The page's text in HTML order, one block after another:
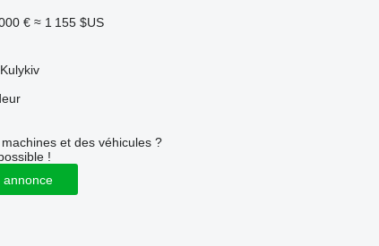
€ ≈ 1 155 $US
et des véhicules ?
!
annonce